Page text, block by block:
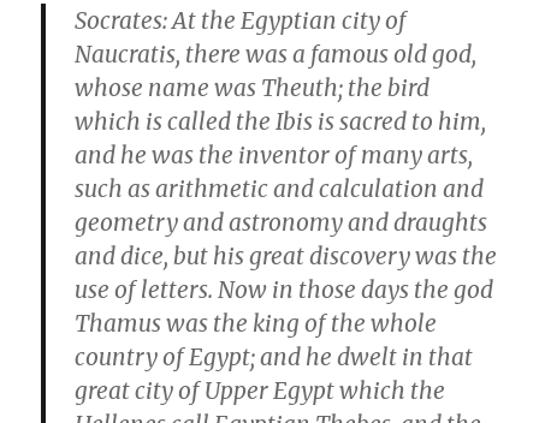
Socrates: At the Egyptian city of
Naucratis, there was a famous old god,
whose name was Theuth; the bird
which is called the Ibis is sacred to him,
and he was the inventor of many arts,
such as arithmetic and calculation and
geometry and astronomy and draughts
and dice, but his great discovery was the
use of letters. Now in those days the god
Thamus was the king of the whole
country of Egypt; and he dwelt in that
great city of Upper Egypt which the